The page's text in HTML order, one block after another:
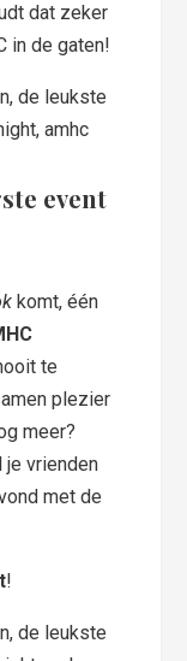
dat zeker
in de gaten!
event
komt, één
te
plezier
meer?
je vrienden
met de
!